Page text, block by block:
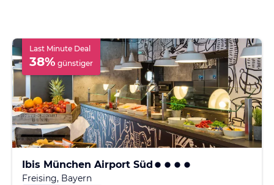
Last Minute Deal
38% günstiger
Ibis München Airport Süd
Freising, Bayern